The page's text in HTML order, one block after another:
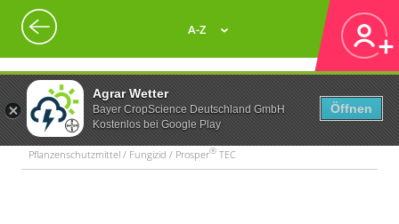
Agrar Wetter
Bayer CropScience Deutschland GmbH
Kostenlos bei Google Play
Öffnen
A-Z
Pflanzenschutzmittel / Fungizid / Prosper® TEC